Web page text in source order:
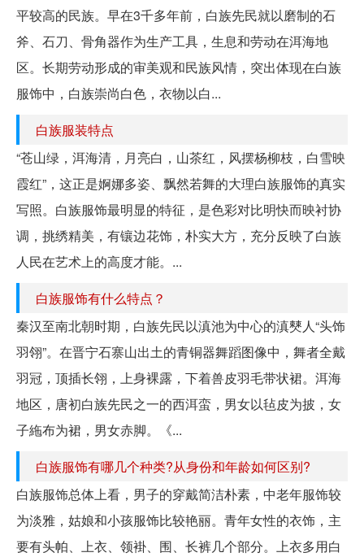
平较高的民族。早在3千多年前，白族先民就以磨制的石
斧、石刀、骨角器作为生产工具，生息和劳动在洱海地
区。长期劳动形成的审美观和民族风情，突出体现在白族
服饰中，白族崇尚白色，衣物以白...
白族服装特点
“苍山绿，洱海清，月亮白，山茶红，风摆杨柳枝，白雪映
霞红”，这正是婀娜多姿、飘然若舞的大理白族服饰的真实
写照。白族服饰最明显的特征，是色彩对比明快而映衬协
调，挑绣精美，有镶边花饰，朴实大方，充分反映了白族
人民在艺术上的高度才能。...
白族服饰有什么特点？
秦汉至南北朝时期，白族先民以滇池为中心的滇僰人“头饰
羽翎”。在晋宁石寨山出土的青铜器舞蹈图像中，舞者全戴
羽冠，顶插长翎，上身裸露，下着兽皮羽毛带状裙。洱海
地区，唐初白族先民之一的西洱蛮，男女以毡皮为披，女
子絁布为裙，男女赤脚。《...
白族服饰有哪几个种类?从身份和年龄如何区别?
白族服饰总体上看，男子的穿戴简洁朴素，中老年服饰较
为淡雅，姑娘和小孩服饰比较艳丽。青年女性的衣饰，主
要有头帕、上衣、领褂、围、长裤几个部分。上衣多用白